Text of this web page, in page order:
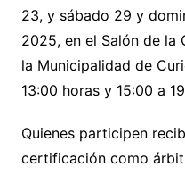
23, y sábado 29 y
2025, en el Salón de
la Municipalidad de
13:00 horas y 15:00 a
Quienes participen
certificación como